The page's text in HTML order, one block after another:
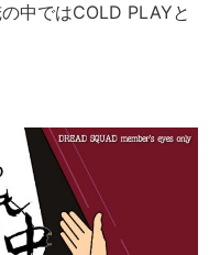
中ではCOLD PLAYと